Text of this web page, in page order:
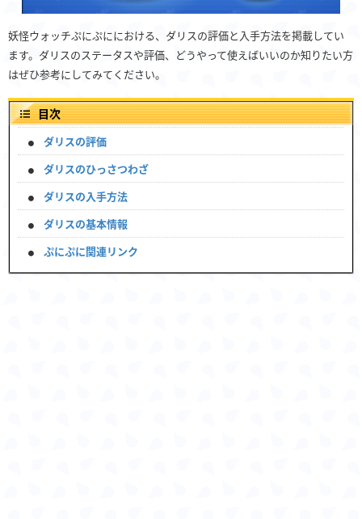
妖怪ウォッチぷにぷににおける、ダリスの評価と入手方法を掲載してい
ます。ダリスのステータスや評価、どうやって使えばいいのか知りたい方
はぜひ参考にしてみてください。
目次
ダリスの評価
ダリスのひっさつわざ
ダリスの入手方法
ダリスの基本情報
ぷにぷに関連リンク